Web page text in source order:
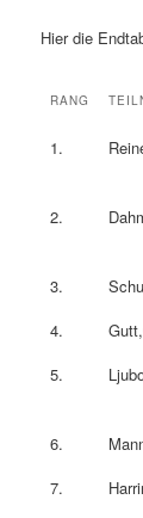
Hier die
RANG
1.
2.
3.
4.
5.
6.
7.